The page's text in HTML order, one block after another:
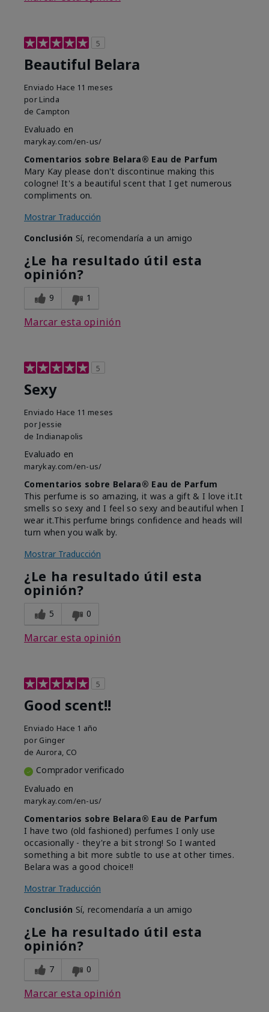
5
Beautiful Belara
Enviado Hace 11 meses
por Linda
de Campton
Evaluado en
marykay.com/en-us/
Comentarios sobre Belara® Eau de Parfum
Mary Kay please don't discontinue making this
cologne! It's a beautiful scent that I get numerous
compliments on.
Mostrar Traducción
Conclusión Sí, recomendaría a un amigo
¿Le ha resultado útil esta
opinión?
9 1
Marcar esta opinión
5
Sexy
Enviado Hace 11 meses
por Jessie
de Indianapolis
Evaluado en
marykay.com/en-us/
Comentarios sobre Belara® Eau de Parfum
This perfume is so amazing, it was a gift & I love it.It
smells so sexy and I feel so sexy and beautiful when I
wear it.This perfume brings confidence and heads will
turn when you walk by.
Mostrar Traducción
¿Le ha resultado útil esta
opinión?
5 0
Marcar esta opinión
5
Good scent!!
Enviado Hace 1 año
por Ginger
de Aurora, CO
Comprador verificado
Evaluado en
marykay.com/en-us/
Comentarios sobre Belara® Eau de Parfum
I have two (old fashioned) perfumes I only use
occasionally - they're a bit strong! So I wanted
something a bit more subtle to use at other times.
Belara was a good choice!!
Mostrar Traducción
Conclusión Sí, recomendaría a un amigo
¿Le ha resultado útil esta
opinión?
7 0
Marcar esta opinión